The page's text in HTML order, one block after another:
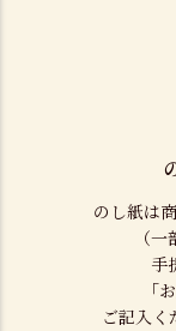
のし紙は
（
手
「
ご記入く